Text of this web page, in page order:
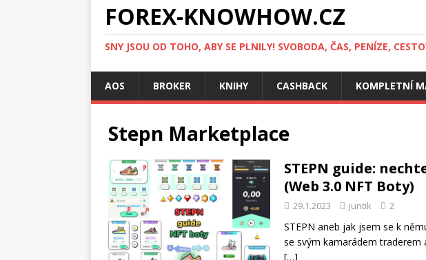
FOREX-KNOWHOW.CZ
SNY JSOU OD TOHO, ABY SE PLNILY! SVOBODA, ČAS, PENÍZE,
AOS BROKER KNIHY CASHBACK KOMPLETNÍ
Stepn Marketplace
STEPN guide:
(Web 3.0 NFT Boty)
29.1.2023 juntik 2
STEPN aneb jak jsem se k
se svým kamarádem traderem
[…]